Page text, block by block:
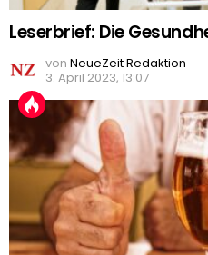
Leserbrief: Die
von NeueZeit Redaktion
3. April 2023, 13:07